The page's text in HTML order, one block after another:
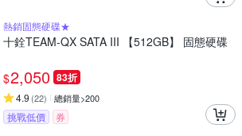
熱銷固態硬碟★
十銓TEAM-QX SATA III 【512GB】 固態硬碟
$2,050 83折
4.9 (22) 總銷量>200
挑戰低價
券